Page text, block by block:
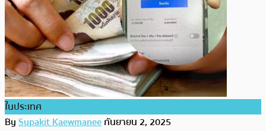
ในประเทศ
BySupakit Kaewmaneeกันยายน 2, 2025